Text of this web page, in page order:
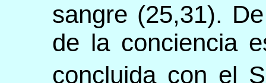
sangre (25,31).
de la conciencia
concluida con el